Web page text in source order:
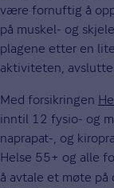
være fornuftig å
på muskel- og
plagene etter en
aktiviteten,
Med forsikringen
inntil 12 fysio- og
naprapat-, og
Helse 55+ og alle
å avtale et møte